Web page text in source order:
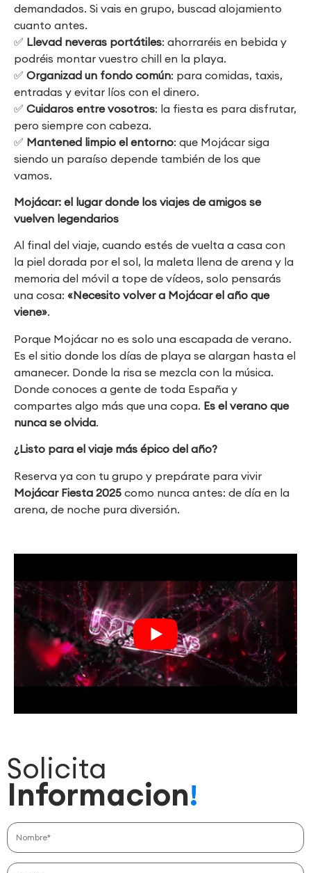
demandados. Si vais en grupo, buscad alojamiento
cuanto antes.
✅ Llevad neveras portátiles: ahorraréis en bebida y
podréis montar vuestro chill en la playa.
✅ Organizad un fondo común: para comidas, taxis,
entradas y evitar líos con el dinero.
✅ Cuidaros entre vosotros: la fiesta es para disfrutar,
pero siempre con cabeza.
✅ Mantened limpio el entorno: que Mojácar siga
siendo un paraíso depende también de los que
vamos.
Mojácar: el lugar donde los viajes de amigos se
vuelven legendarios
Al final del viaje, cuando estés de vuelta a casa con
la piel dorada por el sol, la maleta llena de arena y la
memoria del móvil a tope de vídeos, solo pensarás
una cosa: «Necesito volver a Mojácar el año que
viene».
Porque Mojácar no es solo una escapada de verano.
Es el sitio donde los días de playa se alargan hasta el
amanecer. Donde la risa se mezcla con la música.
Donde conoces a gente de toda España y
compartes algo más que una copa. Es el verano que
nunca se olvida.
¿Listo para el viaje más épico del año?
Reserva ya con tu grupo y prepárate para vivir
Mojácar Fiesta 2025 como nunca antes: de día en la
arena, de noche pura diversión.
Solicita
Informacion!